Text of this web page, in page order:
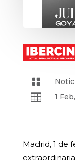

 1
Madrid, 1 de